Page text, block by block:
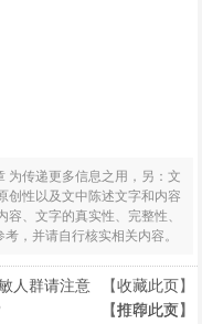
为传递更多信息之用，另：文
创性以及文中陈述文字和内容
、文字的真实性、完整性、
，并请自行核实相关内容。
人群请注意
【收藏此页】
【打印此页】
【推荐此文】